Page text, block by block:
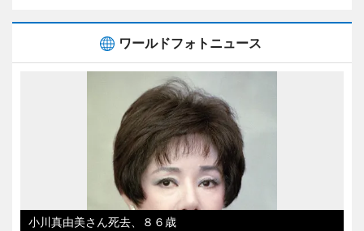
ワールドフォトニュース
小川真由美さん死去、８６歳